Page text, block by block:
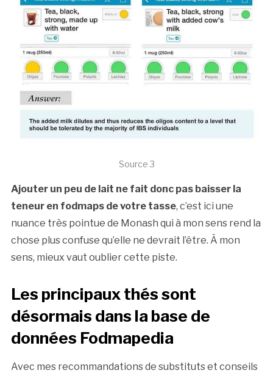
Source 3
Ajouter un peu de lait ne fait donc pas baisser la
teneur en fodmaps de votre tasse, c’est ici une
nuance très pointue de Monash qui à mon sens rend la
chose plus confuse qu’elle ne devrait l’être. À mon
sens, mieux vaut oublier cette piste.
Les principaux thés sont
désormais dans la base de
données Fodmapedia
Avec mes recommandations de substituts et conseils